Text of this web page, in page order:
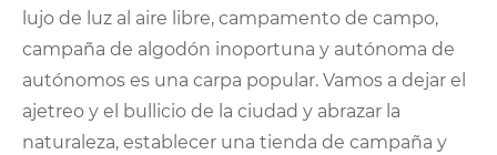
lujo de luz al aire libre, campamento de campo,
campaña de algodón inoportuna y autónoma de
autónomos es una carpa popular. Vamos a dejar el
ajetreo y el bullicio de la ciudad y abrazar la
naturaleza, establecer una tienda de campaña y